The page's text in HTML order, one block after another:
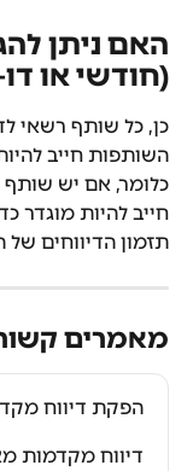
האם ניתן
(חודשי או
כן, כל שותף רשאי
השותפות חייב
כלומר, אם יש שותף
חייב להיות מוגדר
תזמון הדיווחים
מאמרים
הפקת דיווח
דיווח מקדמות